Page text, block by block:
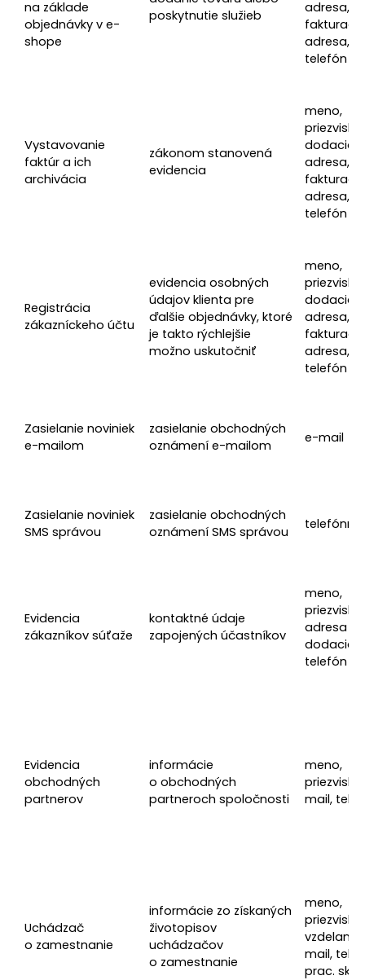
na základe
objednávky v e-
shope
poskytnutie služieb
adresa,
adresa,
telefón
Vystavovanie
faktúr a ich
archivácia
zákonom stanovená
evidencia
meno,
dodacia
adresa,
adresa,
telefón
Registrácia
zákazníckeho účtu
evidencia osobných
údajov klienta pre
ďalšie objednávky, ktoré
je takto rýchlejšie
možno uskutočniť
meno,
dodacia
adresa,
adresa,
telefón
Zasielanie noviniek
e-mailom
zasielanie obchodných
oznámení e-mailom
e-mail
Zasielanie noviniek
SMS správou
zasielanie obchodných
oznámení SMS správou
telefónne
Evidencia
zákazníkov súťaže
kontaktné údaje
zapojených účastníkov
meno,
adresa
dodacia,
telefón
Evidencia
obchodných
partnerov
informácie
o obchodných
partneroch spoločnosti
meno,
mail,
Uchádzač
o zamestnanie
informácie zo získaných
životopisov
uchádzačov
o zamestnanie
meno,
mail,
prac.